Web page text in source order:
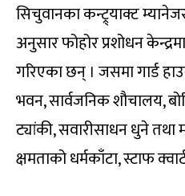
सिचुवानका कन्ट्र्याक्ट
अनुसार फोहोर प्रशोधन
गरिएका छन् । जसमा गार्ड
भवन, सार्वजनिक शौचालय,
ट्यांकी, सवारीसाधन धुने तथा
क्षमताको धर्मकाँटा, स्टाफ